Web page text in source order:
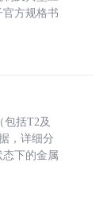
方规格书
括T2及
，详细分
下的金属